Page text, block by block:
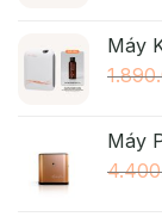
Máy
Máy